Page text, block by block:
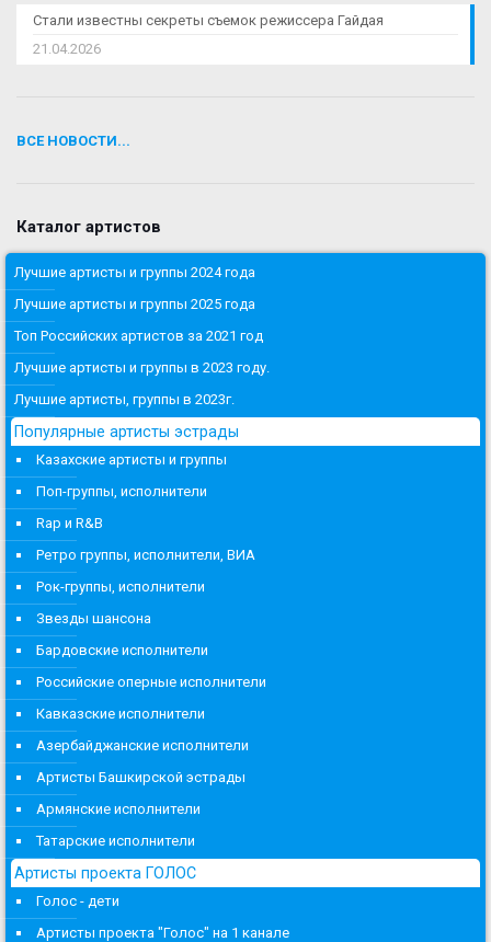
Стали известны секреты съемок режиссера Гайдая
21.04.2026
ВСЕ НОВОСТИ...
Каталог артистов
Лучшие артисты и группы 2024 года
Лучшие артисты и группы 2025 года
Топ Российских артистов за 2021 год
Лучшие артисты и группы в 2023 году.
Лучшие артисты, группы в 2023г.
Популярные артисты эстрады
Казахские артисты и группы
Поп-группы, исполнители
Rap и R&B
Ретро группы, исполнители, ВИА
Рок-группы, исполнители
Звезды шансона
Бардовские исполнители
Российские оперные исполнители
Кавказские исполнители
Азербайджанские исполнители
Артисты Башкирской эстрады
Армянские исполнители
Татарские исполнители
Артисты проекта ГОЛОС
Голос - дети
Артисты проекта "Голос" на 1 канале